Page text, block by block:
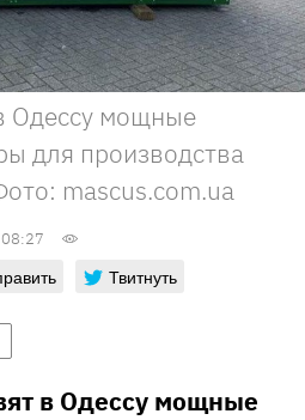
Одессу мощные
для производства
mascus.com.ua
Твитнуть
в Одессу мощные